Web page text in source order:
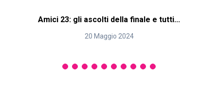
Amici 23: gli ascolti della finale e tutti...
20 Maggio 2024